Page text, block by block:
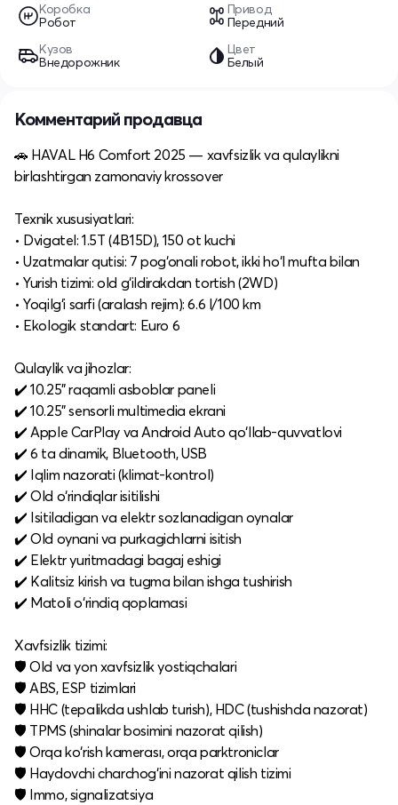
Коробка
Робот
Привод
Передний
Кузов
Внедорожник
Цвет
Белый
Комментарий продавца
🚗 HAVAL H6 Comfort 2025 — xavfsizlik va qulaylikni
birlashtirgan zamonaviy krossover
Texnik xususiyatlari:
• Dvigatel: 1.5T (4B15D), 150 ot kuchi
• Uzatmalar qutisi: 7 pog‘onali robot, ikki ho‘l mufta bilan
• Yurish tizimi: old g‘ildirakdan tortish (2WD)
• Yoqilg‘i sarfi (aralash rejim): 6.6 l/100 km
• Ekologik standart: Euro 6
Qulaylik va jihozlar:
✔️ 10.25" raqamli asboblar paneli
✔️ 10.25" sensorli multimedia ekrani
✔️ Apple CarPlay va Android Auto qo‘llab-quvvatlovi
✔️ 6 ta dinamik, Bluetooth, USB
✔️ Iqlim nazorati (klimat-kontrol)
✔️ Old o‘rindiqlar isitilishi
✔️ Isitiladigan va elektr sozlanadigan oynalar
✔️ Old oynani va purkagichlarni isitish
✔️ Elektr yuritmadagi bagaj eshigi
✔️ Kalitsiz kirish va tugma bilan ishga tushirish
✔️ Matoli o‘rindiq qoplamasi
Xavfsizlik tizimi:
🛡 Old va yon xavfsizlik yostiqchalari
🛡 ABS, ESP tizimlari
🛡 HHC (tepalikda ushlab turish), HDC (tushishda nazorat)
🛡 TPMS (shinalar bosimini nazorat qilish)
🛡 Orqa ko‘rish kamerası, orqa parktroniclar
🛡 Haydovchi charchog‘ini nazorat qilish tizimi
🛡 Immo, signalizatsiya